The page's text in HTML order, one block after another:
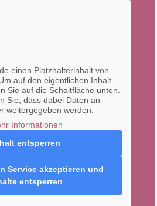
einen Platzhalterinhalt von
Um auf den eigentlichen Inhalt
Sie auf die Schaltfläche unten.
Sie, dass dabei Daten an
weitergegeben werden.
Informationen
entsperren
Service akzeptieren und
entsperren